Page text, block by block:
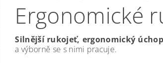
Ergonomické
Silnější rukojeť, ergonomický
a výborně se s nimi pracuje.